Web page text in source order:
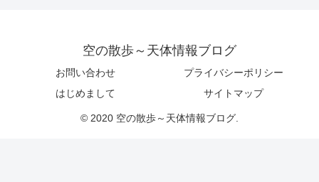
空の散歩～天体情報ブログ
お問い合わせ
プライバシーポリシー
はじめまして
サイトマップ
© 2020 空の散歩～天体情報ブログ.